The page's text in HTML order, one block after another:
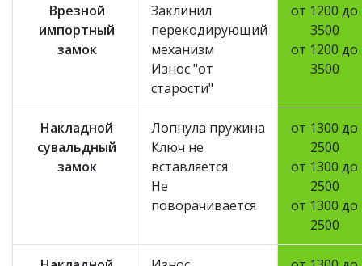
Врезной
импортный
замок
Заклинил
перекодирующий
механизм
Износ "от
старости"
от 1200 до
3500
от 1200 до
3500
Накладной
сувальдный
замок
Лопнула пружина
Ключ не
вставляется
Не
поворачивается
от 1300 до
2500
от 1300 до
2500
от 1300 до
2500